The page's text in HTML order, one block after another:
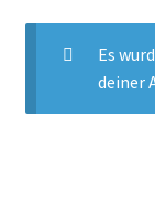
Motorräder
Werkstatt
Es
deiner